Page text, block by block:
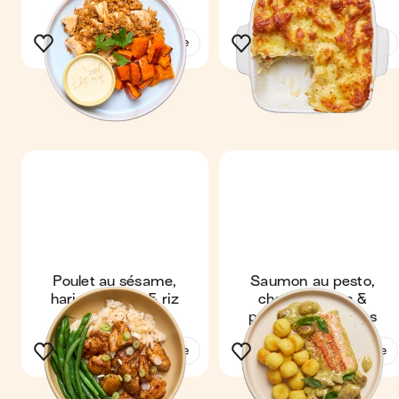
et fines herbes
Voir la recette Voir la recette
Poulet au sésame,
haricots verts & riz
Voir la recette
Saumon au pesto,
champignons &
pommes noisettes
Voir la recette